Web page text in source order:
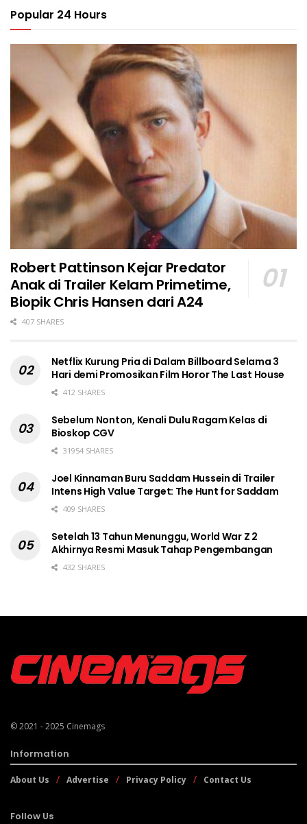
Popular 24 Hours
Robert Pattinson Kejar Predator
Anak di Trailer Kelam Primetime,
Biopik Chris Hansen dari A24
407 SHARES
Netflix Kurung Pria di Dalam Billboard Selama 3
Hari demi Promosikan Film Horor The Last House
412 SHARES
Sebelum Nonton, Kenali Dulu Ragam Kelas di
Bioskop CGV
31954 SHARES
Joel Kinnaman Buru Saddam Hussein di Trailer
Intens High Value Target: The Hunt for Saddam
409 SHARES
Setelah 13 Tahun Menunggu, World War Z 2
Akhirnya Resmi Masuk Tahap Pengembangan
432 SHARES
© 2021 - 2025 Cinemags
Information
About Us Advertise Privacy Policy Contact Us
Follow Us